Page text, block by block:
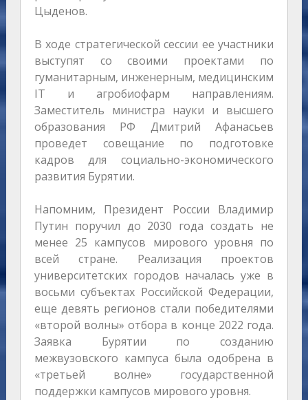
Цыденов.
В ходе стратегической сессии ее участники
выступят со своими проектами по
гуманитарным, инженерным, медицинским
IT и агробиофарм направлениям.
Заместитель министра науки и высшего
образования РФ Дмитрий Афанасьев
проведет совещание по подготовке
кадров для социально-экономического
развития Бурятии.
Напомним, Президент России Владимир
Путин поручил до 2030 года создать не
менее 25 кампусов мирового уровня по
всей стране. Реализация проектов
университетских городов началась уже в
восьми субъектах Российской Федерации,
еще девять регионов стали победителями
«второй волны» отбора в конце 2022 года.
Заявка Бурятии по созданию
межвузовского кампуса была одобрена в
«третьей волне» государственной
поддержки кампусов мирового уровня.